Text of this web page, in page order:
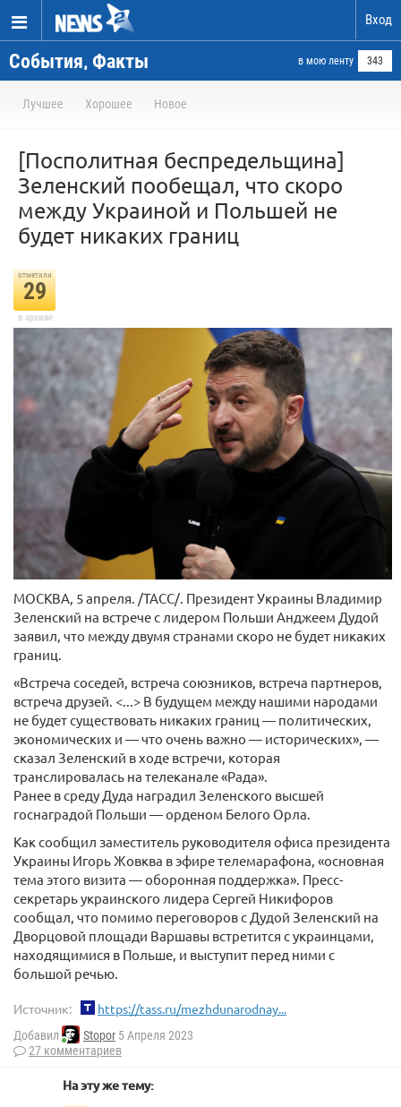
Вход
События, Факты в мою ленту 343
Лучшее Хорошее Новое
[Посполитная беспредельщина]
Зеленский пообещал, что скоро
между Украиной и Польшей не
будет никаких границ
отметили
29
в архиве
МОСКВА, 5 апреля. /ТАСС/. Президент Украины Владимир
Зеленский на встрече с лидером Польши Анджеем Дудой
заявил, что между двумя странами скоро не будет никаких
границ.
«Встреча соседей, встреча союзников, встреча партнеров,
встреча друзей. <...> В будущем между нашими народами
не будет существовать никаких границ — политических,
экономических и — что очень важно — исторических», —
сказал Зеленский в ходе встречи, которая
транслировалась на телеканале «Рада».
Ранее в среду Дуда наградил Зеленского высшей
госнаградой Польши — орденом Белого Орла.
Как сообщил заместитель руководителя офиса президента
Украины Игорь Жовква в эфире телемарафона, «основная
тема этого визита — оборонная поддержка». Пресс-
секретарь украинского лидера Сергей Никифоров
сообщал, что помимо переговоров с Дудой Зеленский на
Дворцовой площади Варшавы встретится с украинцами,
находящимися в Польше, и выступит перед ними с
большой речью.
Источник: https://tass.ru/mezhdunarodnay...
Добавил Stopor 5 Апреля 2023
27 комментариев
На эту же тему: